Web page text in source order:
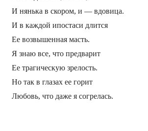
И нянька в скором, и — вдовица.
И в каждой ипостаси длится
Ее возвышенная масть.
Я знаю все, что предварит
Ее трагическую зрелость.
Но так в глазах ее горит
Любовь, что даже я согрелась.